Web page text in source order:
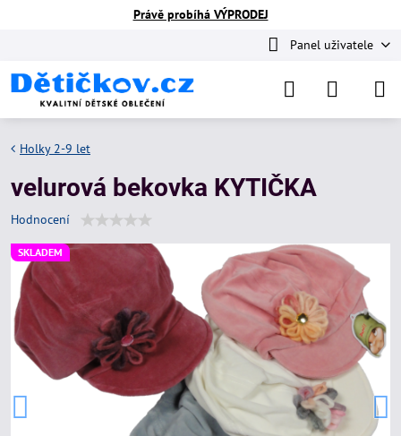
Právě probíhá VÝPRODEJ
Panel uživatele
SKLADEM
Holky 2-9 let
velurová bekovka KYTIČKA
Hodnocení